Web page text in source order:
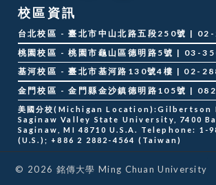
校區資訊
台北校區 - 臺北市中山北路五段250號 |
桃園校區 - 桃園市龜山區德明路5號 | 03-
基河校區 - 臺北市基河路130號4樓 | 02-
金門校區 - 金門縣金沙鎮德明路105號 |
美國分校(Michigan Location):Gilbertson
Saginaw Valley State University, 7400
Saginaw, MI 48710 U.S.A. Telephone: 1-
(U.S.); +886 2 2882-4564 (Taiwan)
© 2026 銘傳大學 Ming Chuan University